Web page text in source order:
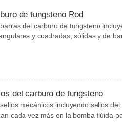
de tungsteno Rod
del carburo de tungsteno
y cuadradas, sólidas y de
del carburo de tungsteno
mecánicos incluyendo sellos
cada vez más en la bomba flúida